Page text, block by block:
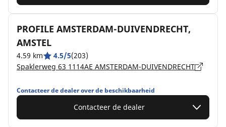
PROFILE AMSTERDAM-DUIVENDRECHT,
AMSTEL
4.59 km 4.5/5(203)
Spaklerweg 63 1114AE AMSTERDAM-DUIVENDRECHT
Contacteer de dealer over de beschikbaarheid
Contacteer de dealer